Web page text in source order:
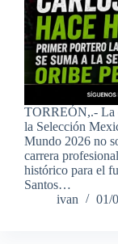
TORREÓN,.- La
la Selección
Mundo 2026 no
carrera
histórico para el
Santos…
ivan
01/